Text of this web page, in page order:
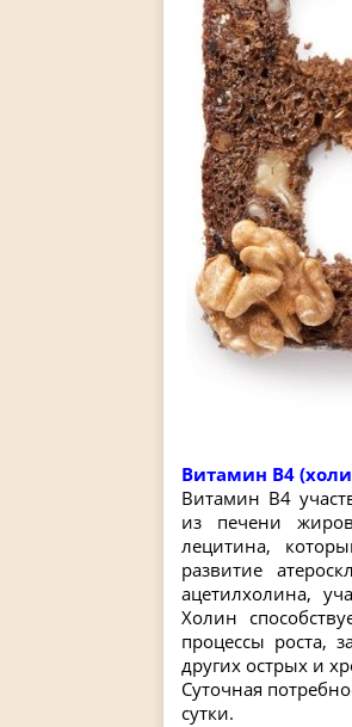
Витамин B4
Витамин В4
из печени
лецитина,
развитие
ацетилхолина,
Холин
процессы роста,
других острых и
Суточная
сутки.